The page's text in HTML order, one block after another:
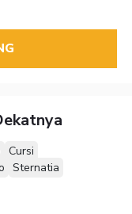
Cursi
Sternatia